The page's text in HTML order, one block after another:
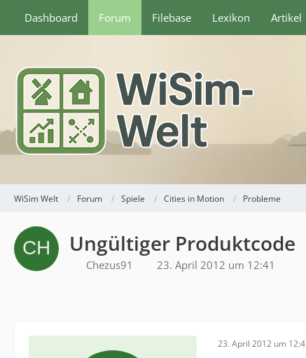
Dashboard Forum Filebase Lexikon Artikel
WiSim Welt Forum Spiele Cities in Motion Probleme
Ungültiger Produktcode
Chezus91 23. April 2012 um 12:41
23. April 2012 um